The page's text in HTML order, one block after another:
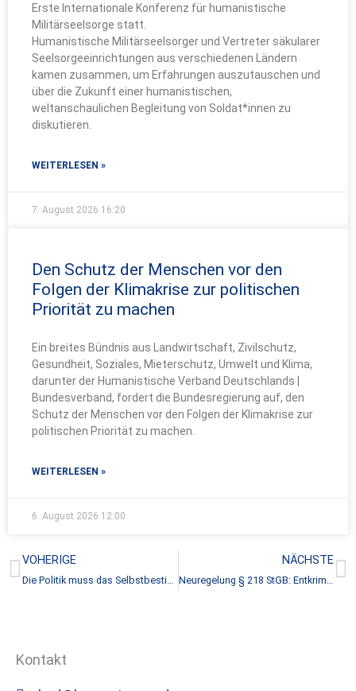
Erste Internationale Konferenz für humanistische
Militärseelsorge statt.
Humanistische Militärseelsorger und Vertreter säkularer
Seelsorgeeinrichtungen aus verschiedenen Ländern
kamen zusammen, um Erfahrungen auszutauschen und
über die Zukunft einer humanistischen,
weltanschaulichen Begleitung von Soldat*innen zu
diskutieren.
WEITERLESEN »
7. August 2026 16:20
Den Schutz der Menschen vor den
Folgen der Klimakrise zur politischen
Priorität zu machen
Ein breites Bündnis aus Landwirtschaft, Zivilschutz,
Gesundheit, Soziales, Mieterschutz, Umwelt und Klima,
darunter der Humanistische Verband Deutschlands |
Bundesverband, fordert die Bundesregierung auf, den
Schutz der Menschen vor den Folgen der Klimakrise zur
politischen Priorität zu machen.
WEITERLESEN »
6. August 2026 12:00
Zurück
VOHERIGE NÄCHSTE
Kontakt